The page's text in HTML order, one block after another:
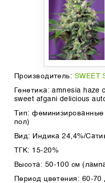
Производитель: SWEET
Генетика: amnesia haze
sweet afgani delicious
Тип: феминизированные
пол)
Вид: Индика 24,4%/
ТГК: 15-20%
Высота: 50-100 см
Период цветения: 60-70